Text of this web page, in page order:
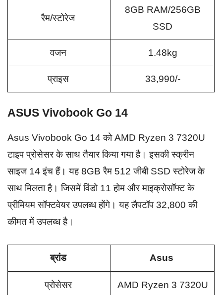
रैम/स्टोरेज
8GB RAM/256GB
SSD
वजन 1.48kg
प्राइस 33,990/-
ASUS Vivobook Go 14
Asus Vivobook Go 14 को AMD Ryzen 3 7320U
टाइप प्रोसेसर के साथ तैयार किया गया है। इसकी स्क्रीन
साइज 14 इंच हैं। यह 8GB रैम 512 जीबी SSD स्टोरेज के
साथ मिलता है। जिसमें विंडो 11 होम और माइक्रोसॉफ्ट के
प्रीमियम सॉफ्टवेयर उपलब्ध होंगे। यह लैपटॉप 32,800 की
कीमत में उपलब्ध है।
ब्रांड Asus
प्रोसेसर AMD Ryzen 3 7320U